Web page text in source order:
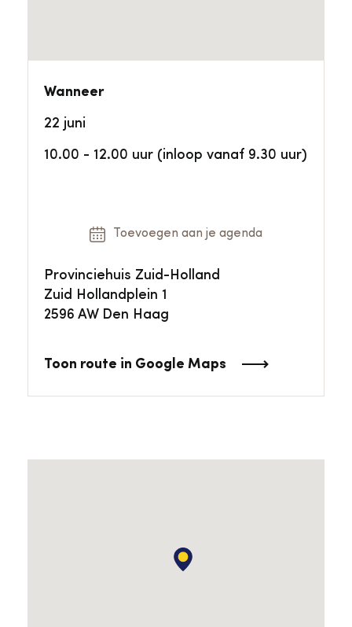
Wanneer
22 juni
10.00 - 12.00 uur (inloop vanaf 9.30 uur)
Toevoegen aan je agenda
Provinciehuis Zuid-Holland
Zuid Hollandplein 1
2596 AW Den Haag
Toon route in Google Maps